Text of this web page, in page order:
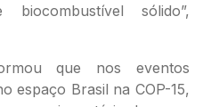
sólido”,
que nos eventos
espaço Brasil na COP-15,